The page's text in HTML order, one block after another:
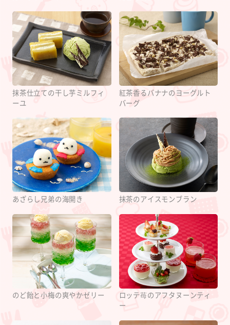
抹茶仕立ての干し芋ミルフィ
ーユ
紅茶香るバナナのヨーグルト
バーグ
あざらし兄弟の海開き 抹茶のアイスモンブラン
のど飴と小梅の爽やかゼリー
ロッテ苺のアフタヌーンティ
ー